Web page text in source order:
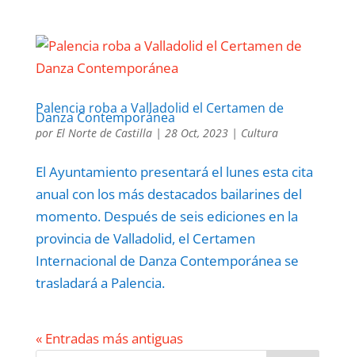
Palencia roba a Valladolid el Certamen de
Danza Contemporánea
por El Norte de Castilla| 28 Oct, 2023| Cultura
El Ayuntamiento presentará el lunes esta cita
anual con los más destacados bailarines del
momento. Después de seis ediciones en la
provincia de Valladolid, el Certamen
Internacional de Danza Contemporánea se
trasladará a Palencia.
« Entradas más antiguas